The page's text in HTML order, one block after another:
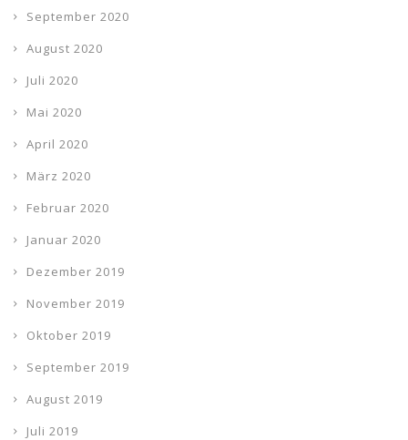
September 2020
August 2020
Juli 2020
Mai 2020
April 2020
März 2020
Februar 2020
Januar 2020
Dezember 2019
November 2019
Oktober 2019
September 2019
August 2019
Juli 2019